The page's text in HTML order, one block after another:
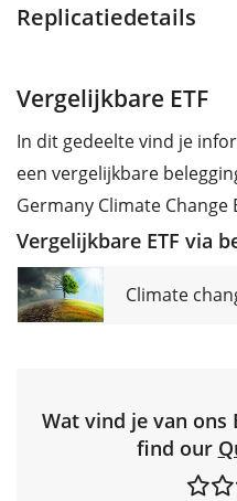
Replicatiedetails
Vergelijkbare ETF
In dit gedeelte vind je
een vergelijkbare
Germany Climate Change
Vergelijkbare ETF via
Climate
Wat vind je van ons
find our